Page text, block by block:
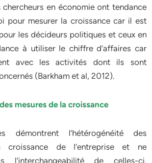
chercheurs en économie ont tendance
pour mesurer la croissance car il est
les décideurs politiques et ceux en
à utiliser le chiffre d’affaires car
avec les activités dont ils sont
(Barkham et al, 2012).
mesures de la croissance
démontrent l’hétérogénéité des
croissance de l’entreprise et ne
l’interchangeabilité de celles-ci.